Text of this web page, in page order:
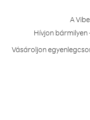
A
Hívjon
Vásároljon